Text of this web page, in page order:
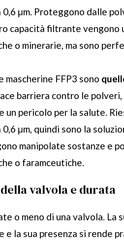
μm. Proteggono dalle
capacità filtrante vengono
o minerarie, ma sono
mascherine FFP3 sono
barriera contro le
un pericolo per la salute.
μm, quindi sono la
manipolate sostanze e
o faramceutiche.
valvola e durata
o meno di una valvola. La
la sua presenza si rende